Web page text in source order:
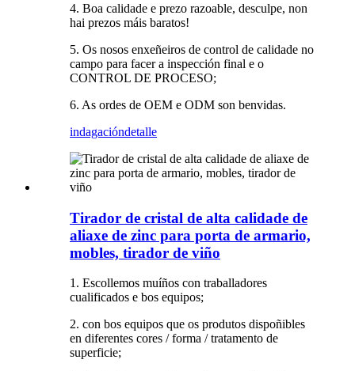
4. Boa calidade e prezo razoable, desculpe, non
hai prezos máis baratos!
5. Os nosos enxeñeiros de control de calidade no
campo para facer a inspección final e o
CONTROL DE PROCESO;
6. As ordes de OEM e ODM son benvidas.
indagacióndetalle
Tirador de cristal de alta calidade de
aliaxe de zinc para porta de armario,
mobles, tirador de viño
1. Escollemos muíños con traballadores
cualificados e bos equipos;
2. con bos equipos que os produtos dispoñibles
en diferentes cores / forma / tratamento de
superficie;